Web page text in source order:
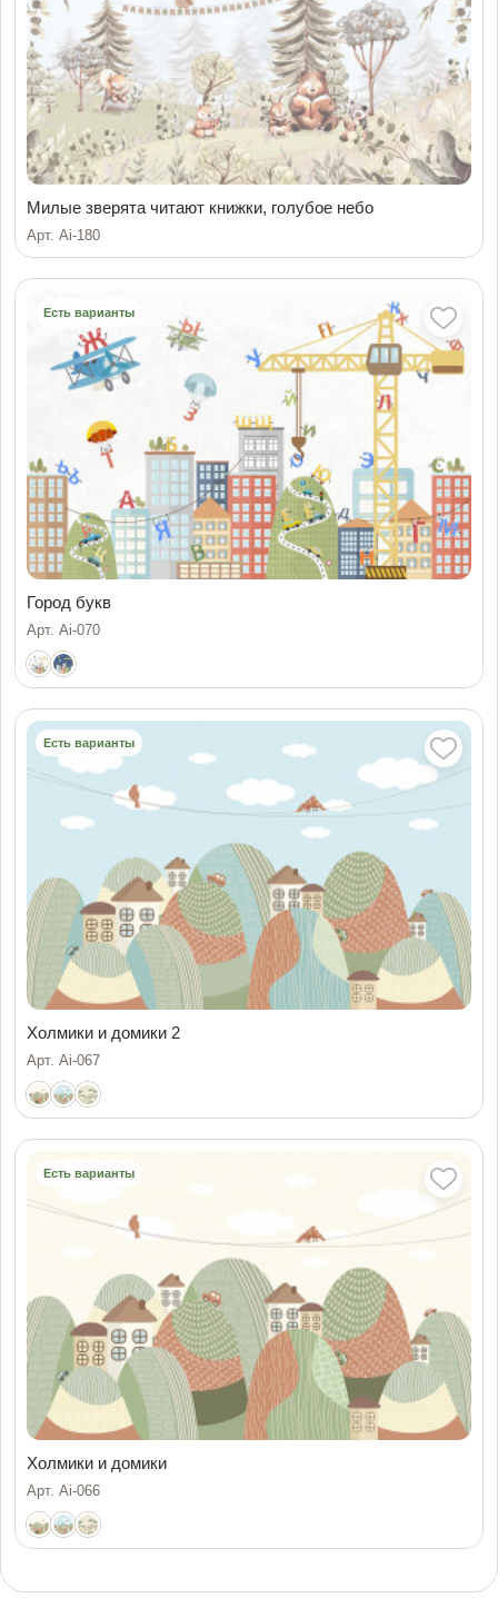
Милые зверята читают книжки, голубое небо
Арт. Ai-180
Есть варианты
Город букв
Арт. Ai-070
Есть варианты
Холмики и домики 2
Арт. Ai-067
Есть варианты
Холмики и домики
Арт. Ai-066